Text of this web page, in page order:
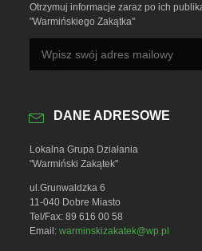
Otrzymuj informacje zaraz po ich
"Warmińskiego Zakątka"
DANE ADRESOWE
Lokalna Grupa Działania
"Warmiński Zakątek"
ul.Grunwaldzka 6
11-040 Dobre Miasto
Tel/Fax: 89 616 00 58
Email:warminskizakatek@wp.pl